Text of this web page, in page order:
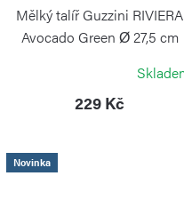
Mělký talíř Guzzini RIVIERA
Avocado Green Ø 27,5 cm
229 Kč
Novinka